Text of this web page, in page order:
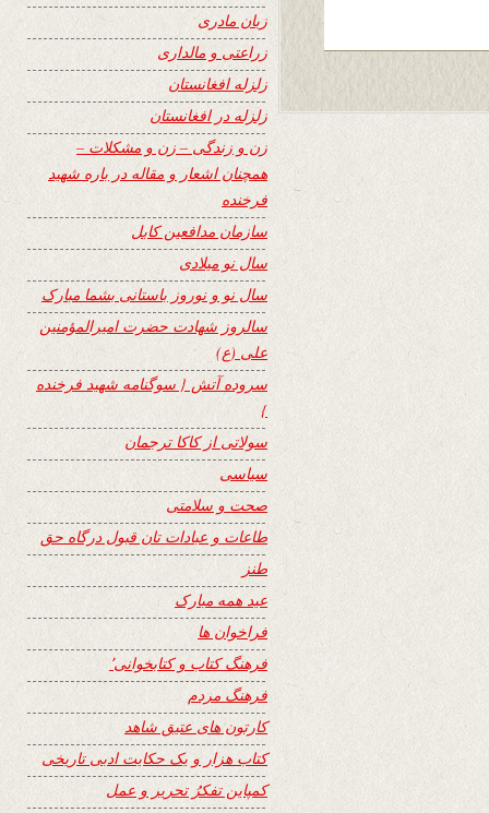
زبان مادری
زراعتی و مالداری
زلزله افغانستان
زلزله در افغانستان
زن و زندگی – زن و مشکلات –
همچنان اشعار و مقاله در باره شهید
فرخنده
سازمان مدافعین کابل
سال نو میلادی
سال نو و نوروز باستانی بشما مبارک
سالروز شهادت حضرت امیرالمؤمنین
علی (ع)
سروده آتش { سوگنامه شهید فرخنده
}
سولاتی از کاکا ترجمان
سیاسی
صحت و سلامتی
طاعات و عبادات تان قبول درگاه حق
طنز
عید همه مبارک
فراخوان ها
فرهنگ کتاب و کتابخوانی٬
فرهنگ مردم
کارتون های عتیق شاهد
کتاب هزار و یک حکایت ادبی تاریخی
کمپاین تفکرُ تحریر و عمل